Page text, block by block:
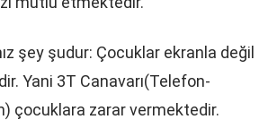
şey şudur: Çocuklar ekranla değil
Yani 3T Canavarı(Telefon-
çocuklara zarar vermektedir.